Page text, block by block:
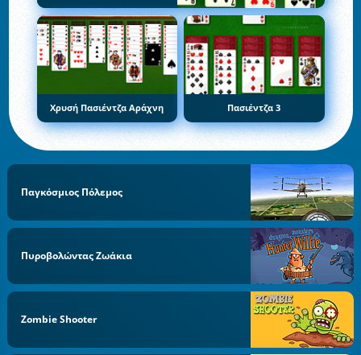
Χρυσή Πασιέντζα Αράχνη Πασιέντζα 3
Παγκόσμιος Πόλεμος
Πυροβολώντας Ζωάκια
Zombie Shooter